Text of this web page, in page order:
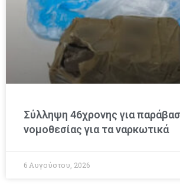
Σύλληψη 46χρονης για
νομοθεσίας για τα ναρκωτικά
6 Αυγούστου, 2026